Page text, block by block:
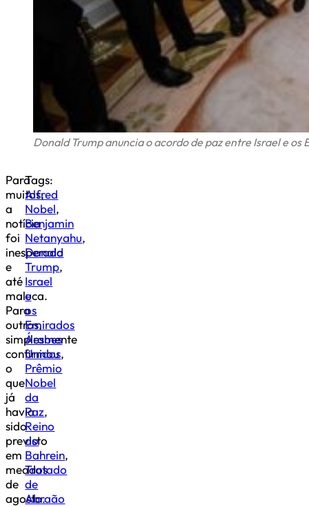
Donald Trump anuncia o acordo de paz entre Israel e
Para
muitos,
a
notícia
foi
inesperada
e
até
maluca.
Para
outros,
simplesmente
confirmou
o
que
já
havia
sido
previsto
em
meados
de
agosto.
Tags:
Alfred
Nobel,
Benjamin
Netanyahu,
Donald
Trump,
Israel
e
os
Emirados
Árabes
Unidos,
Prêmio
Nobel
da
Paz,
Reino
do
Bahrein,
Tratado
de
Abraão